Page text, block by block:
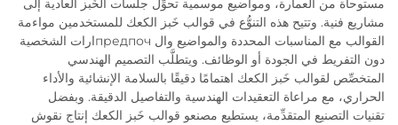
مستوحاة من العمارة، ومواضيع موسمية تحوِّل جلسات الخَبز العادية إلى
مشاريع فنية. وتتيح هذه التنوُّع في قوالب خَبز الكعك للمستخدمين مواءمة
القوالب مع المناسبات المحددة والمواضيع وال предпочارات الشخصية
دون التفريط في الجودة أو الوظائف. ويتطلَّب التصميم الهندسي
المتخصِّص لقوالب خَبز الكعك اهتمامًا دقيقًا بالسلامة الإنشائية والأداء
الحراري، مع مراعاة التعقيدات الهندسية والتفاصيل الدقيقة. وبفضل
تقنيات التصنيع المتقدِّمة، يستطيع مصنعو قوالب خَبز الكعك إنتاج نقوش